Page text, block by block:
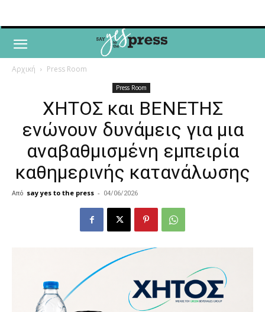
Αρχική Press Room
Press Room
ΧΗΤΟΣ και ΒΕΝΕΤΗΣ
ενώνουν δυνάμεις για μια
αναβαθμισμένη εμπειρία
καθημερινής κατανάλωσης
Από say yes to the press - 04/06/2026